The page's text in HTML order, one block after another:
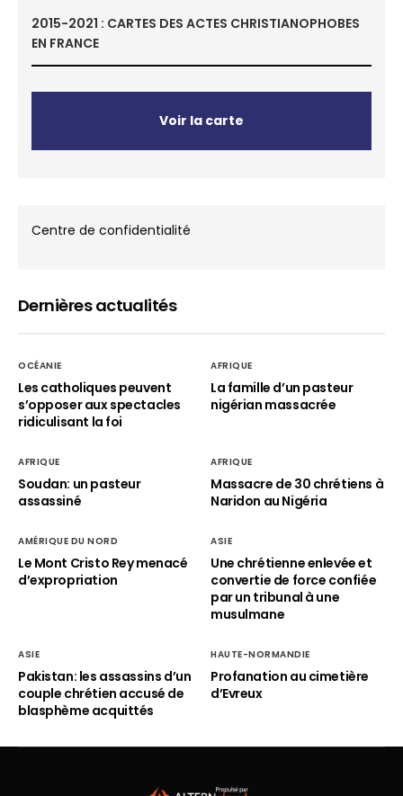
2015-2021 : CARTES DES ACTES CHRISTIANOPHOBES
EN FRANCE
Voir la carte
Centre de confidentialité
Dernières actualités
OCÉANIE
Les catholiques peuvent
s’opposer aux spectacles
ridiculisant la foi
AFRIQUE
La famille d’un pasteur
nigérian massacrée
AFRIQUE
Soudan: un pasteur
assassiné
AFRIQUE
Massacre de 30 chrétiens à
Naridon au Nigéria
AMÉRIQUE DU NORD
Le Mont Cristo Rey menacé
d’expropriation
ASIE
Une chrétienne enlevée et
convertie de force confiée
par un tribunal à une
musulmane
ASIE
Pakistan: les assassins d’un
couple chrétien accusé de
blasphème acquittés
HAUTE-NORMANDIE
Profanation au cimetière
d’Evreux